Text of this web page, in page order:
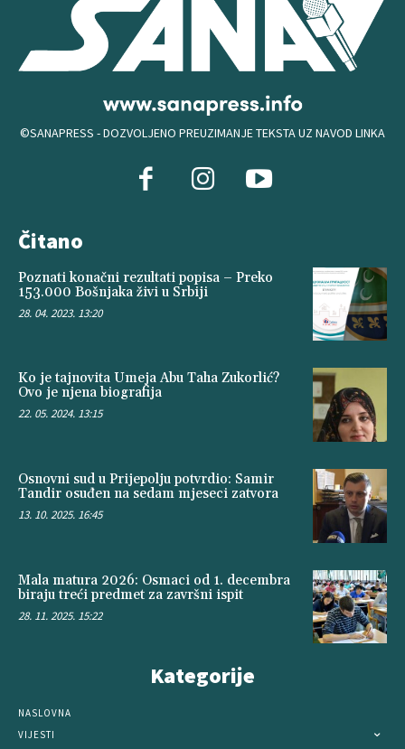
©SANAPRESS - DOZVOLJENO PREUZIMANJE TEKSTA UZ NAVOD LINKA
Čitano
Poznati konačni rezultati popisa – Preko
153.000 Bošnjaka živi u Srbiji
28. 04. 2023. 13:20
Ko je tajnovita Umeja Abu Taha Zukorlić?
Ovo je njena biografija
22. 05. 2024. 13:15
Osnovni sud u Prijepolju potvrdio: Samir
Tandir osuđen na sedam mjeseci zatvora
13. 10. 2025. 16:45
Mala matura 2026: Osmaci od 1. decembra
biraju treći predmet za završni ispit
28. 11. 2025. 15:22
Kategorije
NASLOVNA
VIJESTI